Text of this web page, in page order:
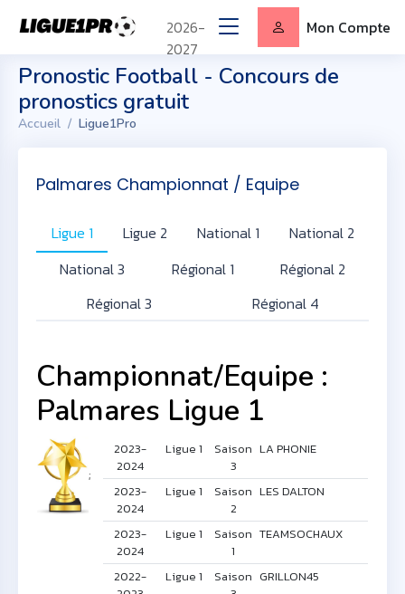
Pronostic Football - Concours de
pronostics gratuit
Accueil Ligue1Pro
2026-
2027
Mon Compte
Palmares Championnat / Equipe
Ligue 1 Ligue 2 National 1
National 2
National 3
Régional 1
Régional 2
Régional 3
Régional 4
Championnat/Equipe :
Palmares Ligue 1
;
2023-
2024
Ligue 1
Saison
3
LA PHONIE
2023-
2024
Ligue 1
Saison
2
LES DALTON
2023-
2024
Ligue 1
Saison
1
TEAMSOCHAUX
2022-
Ligue 1
Saison GRILLON45